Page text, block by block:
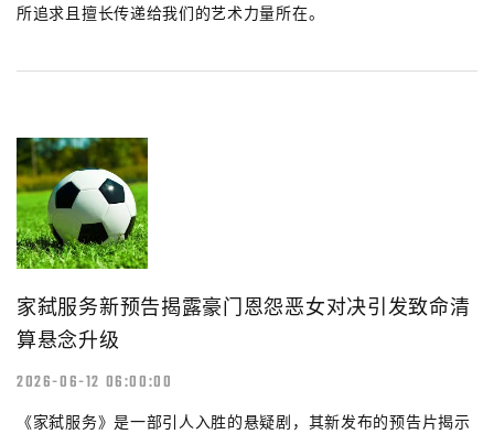
所追求且擅长传递给我们的艺术力量所在。
家弑服务新预告揭露豪门恩怨恶女对决引发致命清
算悬念升级
2026-06-12 06:00:00
《家弑服务》是一部引人入胜的悬疑剧，其新发布的预告片揭示